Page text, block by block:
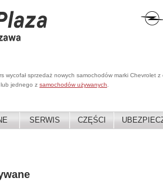
wycofał sprzedaż nowych samochodów marki Chevrolet
lub jednego z samochodów używanych
SERWIS CZĘŚCI